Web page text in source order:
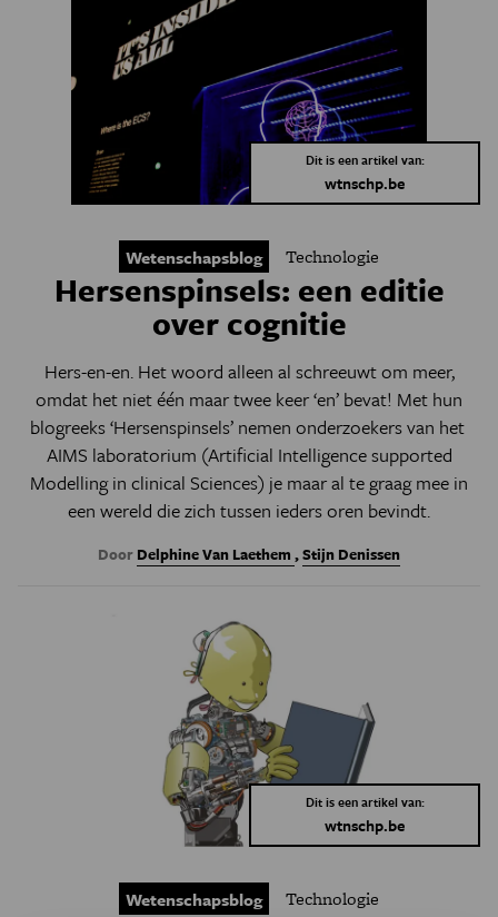
Dit is een artikel van:
wtnschp.be
Wetenschapsblog Technologie
Hersenspinsels: een editie
over cognitie
Hers-en-en. Het woord alleen al schreeuwt om meer,
omdat het niet één maar twee keer ‘en’ bevat! Met hun
blogreeks ‘Hersenspinsels’ nemen onderzoekers van het
AIMS laboratorium (Artificial Intelligence supported
Modelling in clinical Sciences) je maar al te graag mee in
een wereld die zich tussen ieders oren bevindt.
Door Delphine Van Laethem ,Stijn Denissen
Dit is een artikel van:
wtnschp.be
Wetenschapsblog Technologie